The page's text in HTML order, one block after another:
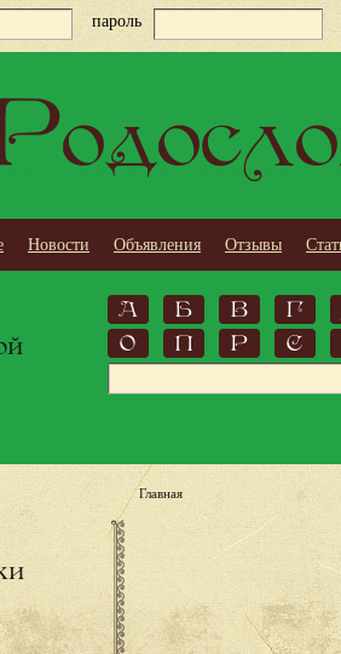
пароль
Новости Объявления Отзывы
А Б В
Г
О
П Р С
Главная